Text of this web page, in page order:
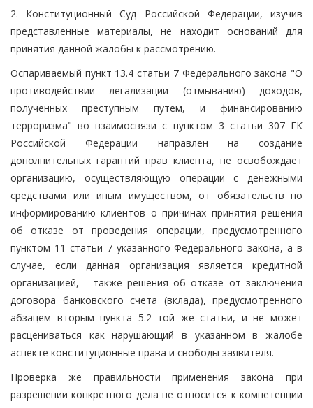
2. Конституционный Суд Российской Федерации, изучив
представленные материалы, не находит оснований для
принятия данной жалобы к рассмотрению.
Оспариваемый пункт 13.4 статьи 7 Федерального закона "О
противодействии легализации (отмыванию) доходов,
полученных преступным путем, и финансированию
терроризма" во взаимосвязи с пунктом 3 статьи 307 ГК
Российской Федерации направлен на создание
дополнительных гарантий прав клиента, не освобождает
организацию, осуществляющую операции с денежными
средствами или иным имуществом, от обязательств по
информированию клиентов о причинах принятия решения
об отказе от проведения операции, предусмотренного
пунктом 11 статьи 7 указанного Федерального закона, а в
случае, если данная организация является кредитной
организацией, - также решения об отказе от заключения
договора банковского счета (вклада), предусмотренного
абзацем вторым пункта 5.2 той же статьи, и не может
расцениваться как нарушающий в указанном в жалобе
аспекте конституционные права и свободы заявителя.
Проверка же правильности применения закона при
разрешении конкретного дела не относится к компетенции